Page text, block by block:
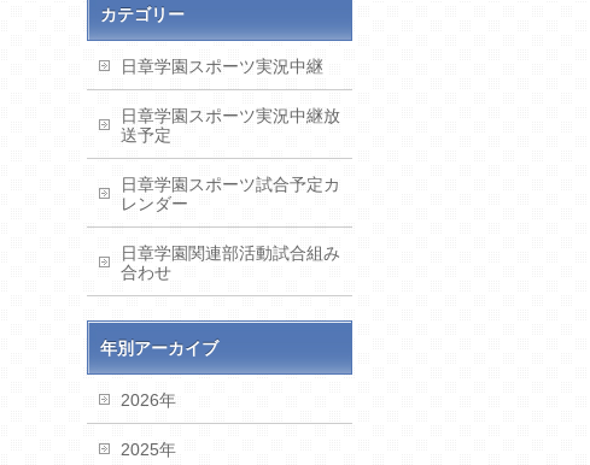
カテゴリー
日章学園スポーツ実況中継
日章学園スポーツ実況中継放
送予定
日章学園スポーツ試合予定カ
レンダー
日章学園関連部活動試合組み
合わせ
年別アーカイブ
2026年
2025年